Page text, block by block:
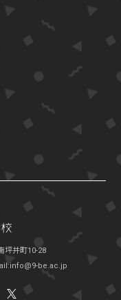
坪井町10-28
be.ac.jp